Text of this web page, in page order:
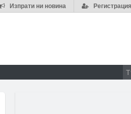
Регистрация
Изпрати ни новина